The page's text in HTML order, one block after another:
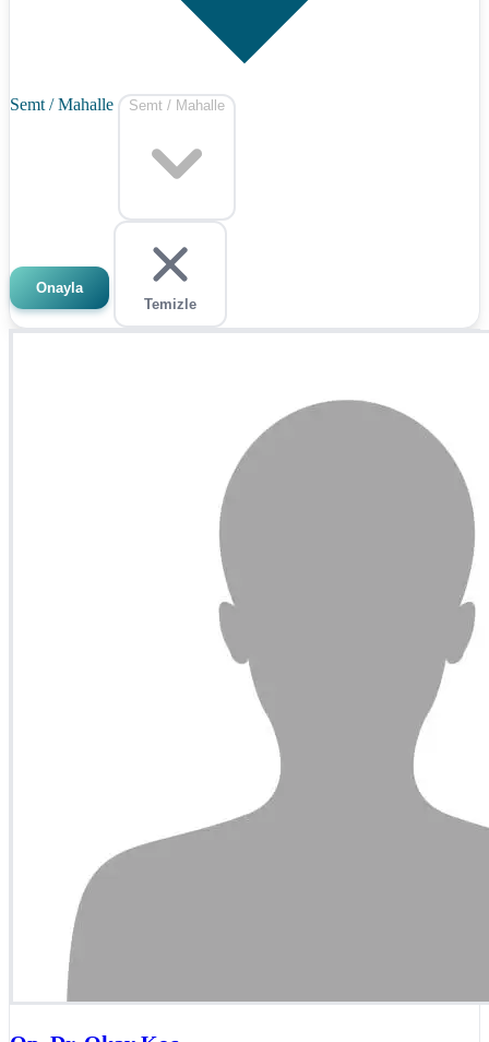
Semt / Mahalle Semt / Mahalle
Onayla
Temizle